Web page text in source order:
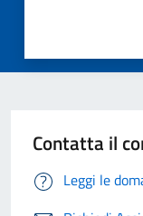
Contatta il
Leggi le